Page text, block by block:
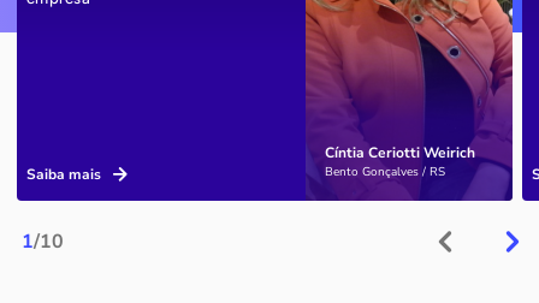
1/10
Cíntia Ceriotti Weirich
Bento Gonçalves / RS
Saiba mais